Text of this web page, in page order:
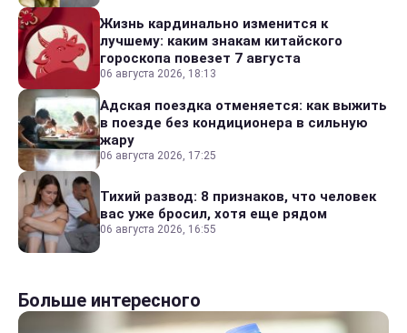
Жизнь кардинально изменится к
лучшему: каким знакам китайского
гороскопа повезет 7 августа
06 августа 2026, 18:13
Адская поездка отменяется: как выжить
в поезде без кондиционера в сильную
жару
06 августа 2026, 17:25
Тихий развод: 8 признаков, что человек
вас уже бросил, хотя еще рядом
06 августа 2026, 16:55
Больше интересного